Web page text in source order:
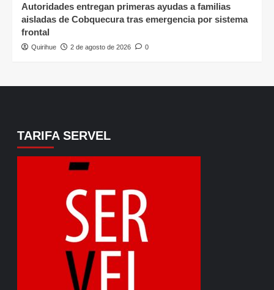
Autoridades entregan primeras ayudas a familias
aisladas de Cobquecura tras emergencia por sistema
frontal
Quirihue 2 de agosto de 2026 0
TARIFA SERVEL